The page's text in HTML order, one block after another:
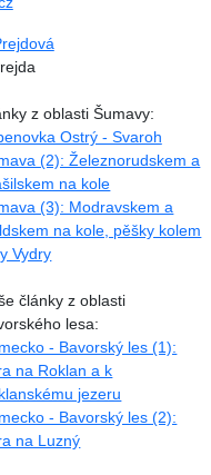
z oblasti Šumavy:
Ostrý - Svaroh
(2): Železnorudskem a
na kole
(3): Modravskem a
na kole, pěšky kolem
Vydry
články z oblasti
lesa:
- Bavorský les (1):
na Roklan a k
jezeru
- Bavorský les (2):
na Luzný